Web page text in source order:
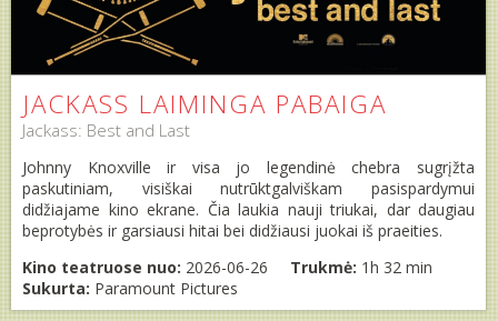
JACKASS LAIMINGA PABAIGA
Jackass: Best and Last
Johnny Knoxville ir visa jo legendinė chebra sugrįžta
paskutiniam, visiškai nutrūktgalviškam pasispardymui
didžiajame kino ekrane. Čia laukia nauji triukai, dar daugiau
beprotybės ir garsiausi hitai bei didžiausi juokai iš praeities.
Kino teatruose nuo: 2026-06-26 Trukmė: 1h 32 min
Sukurta: Paramount Pictures